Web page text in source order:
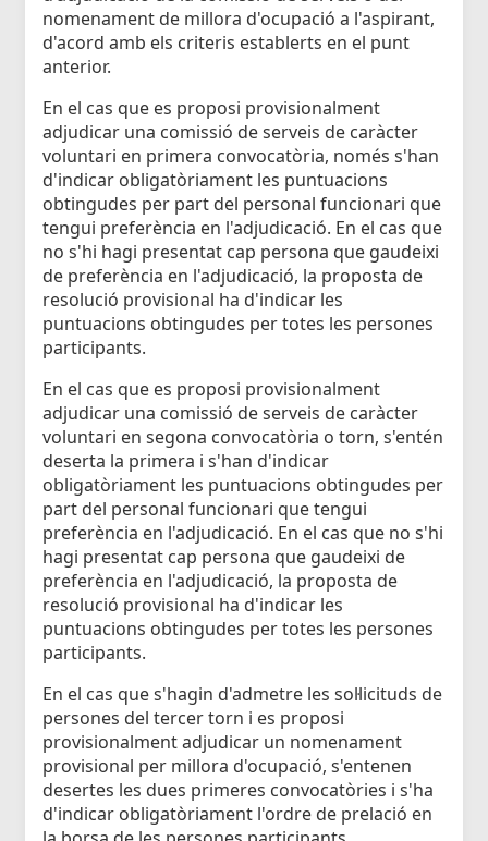
nomenament de millora d'ocupació a l'aspirant,
d'acord amb els criteris establerts en el punt
anterior.
En el cas que es proposi provisionalment
adjudicar una comissió de serveis de caràcter
voluntari en primera convocatòria, només s'han
d'indicar obligatòriament les puntuacions
obtingudes per part del personal funcionari que
tengui preferència en l'adjudicació. En el cas que
no s'hi hagi presentat cap persona que gaudeixi
de preferència en l'adjudicació, la proposta de
resolució provisional ha d'indicar les
puntuacions obtingudes per totes les persones
participants.
En el cas que es proposi provisionalment
adjudicar una comissió de serveis de caràcter
voluntari en segona convocatòria o torn, s'entén
deserta la primera i s'han d'indicar
obligatòriament les puntuacions obtingudes per
part del personal funcionari que tengui
preferència en l'adjudicació. En el cas que no s'hi
hagi presentat cap persona que gaudeixi de
preferència en l'adjudicació, la proposta de
resolució provisional ha d'indicar les
puntuacions obtingudes per totes les persones
participants.
En el cas que s'hagin d'admetre les sol·licituds de
persones del tercer torn i es proposi
provisionalment adjudicar un nomenament
provisional per millora d'ocupació, s'entenen
desertes les dues primeres convocatòries i s'ha
d'indicar obligatòriament l'ordre de prelació en